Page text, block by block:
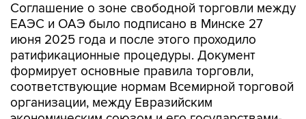
Соглашение о зоне свободной торговли между
ЕАЭС и ОАЭ было подписано в Минске 27
июня 2025 года и после этого проходило
ратификационные процедуры. Документ
формирует основные правила торговли,
соответствующие нормам Всемирной торговой
организации, между Евразийским